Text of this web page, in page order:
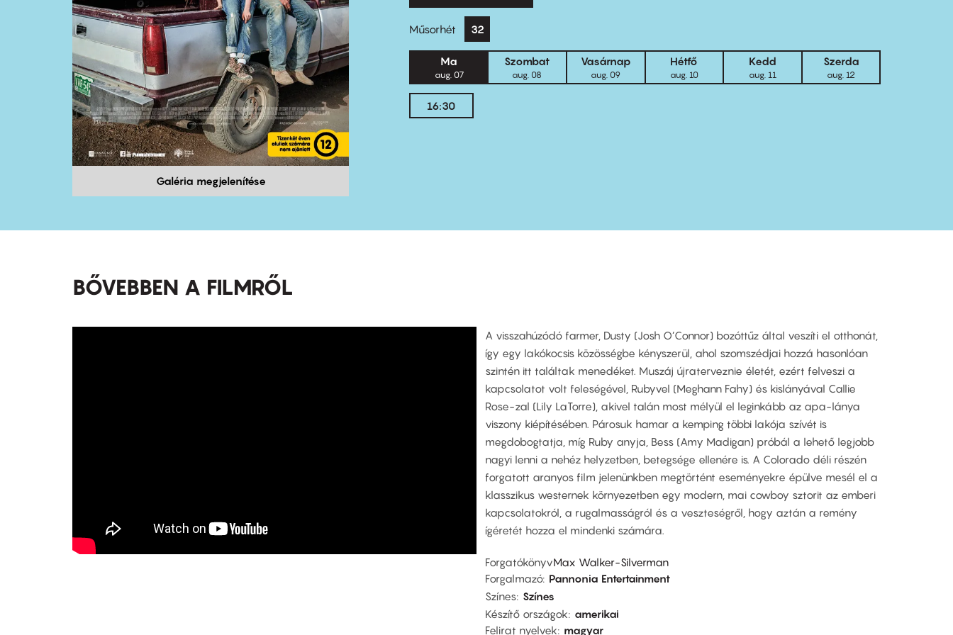
Galéria megjelenítése
Műsorhét 32
Ma
aug. 07
Szombat
aug. 08
Vasárnap
aug. 09
Hétfő
aug. 10
Kedd
aug. 11
Szerda
aug. 12
16:30
BŐVEBBEN A FILMRŐL
A visszahúzódó farmer, Dusty (Josh O’Connor) bozóttűz által veszíti el otthonát,
így egy lakókocsis közösségbe kényszerül, ahol szomszédjai hozzá hasonlóan
szintén itt találtak menedéket. Muszáj újraterveznie életét, ezért felveszi a
kapcsolatot volt feleségével, Rubyvel (Meghann Fahy) és kislányával Callie
Rose-zal (Lily LaTorre), akivel talán most mélyül el leginkább az apa-lánya
viszony kiépítésében. Párosuk hamar a kemping többi lakója szívét is
megdobogtatja, míg Ruby anyja, Bess (Amy Madigan) próbál a lehető legjobb
nagyi lenni a nehéz helyzetben, betegsége ellenére is. A Colorado déli részén
forgatott aranyos film jelenünkben megtörtént eseményekre épülve mesél el a
klasszikus westernek környezetben egy modern, mai cowboy sztorit az emberi
kapcsolatokról, a rugalmasságról és a veszteségről, hogy aztán a remény
ígéretét hozza el mindenki számára.
ForgatókönyvMax Walker-Silverman
Forgalmazó Pannonia Entertainment
Színes Színes
Készítő országok
amerikai
Felirat nyelvek
magyar